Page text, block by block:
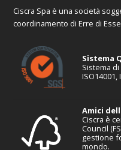
Ciscra Spa è una società
coordinamento di Erre di
Sistema
Sistema
ISO14001,
Amici
Ciscra è
Council
gestione
mondo.